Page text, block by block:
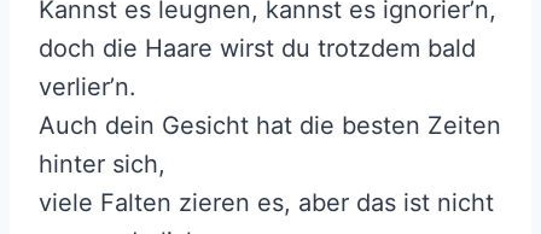
Kannst es leugnen, kannst es ignorier’n,
doch die Haare wirst du trotzdem bald
verlier’n.
Auch dein Gesicht hat die besten Zeiten
hinter sich,
viele Falten zieren es, aber das ist nicht